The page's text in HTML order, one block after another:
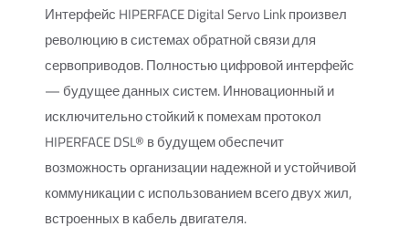
Интерфейс HIPERFACE Digital Servo Link произвел
революцию в системах обратной связи для
сервоприводов. Полностью цифровой интерфейс
— будущее данных систем. Инновационный и
исключительно стойкий к помехам протокол
HIPERFACE DSL® в будущем обеспечит
возможность организации надежной и устойчивой
коммуникации с использованием всего двух жил,
встроенных в кабель двигателя.